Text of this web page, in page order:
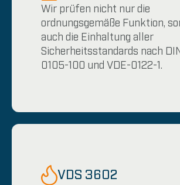
Wir prüfen nicht nur die
ordnungsgemäße Funktion,
auch die Einhaltung aller
Sicherheitsstandards nach
0105-100 und VDE-0122-1.
VDS 3602